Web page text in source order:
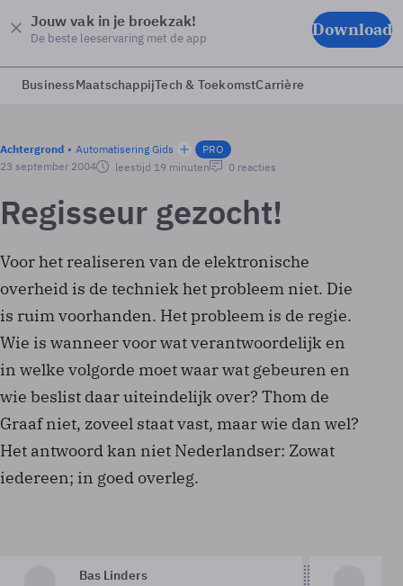
Jouw vak in je broekzak!
De beste leeservaring met de app Download
BusinessMaatschappijTech & ToekomstCarrière
Achtergrond Automatisering Gids
PRO
23 september 2004
leestijd 19 minuten 0 reacties
Regisseur gezocht!
Voor het realiseren van de elektronische
overheid is de techniek het probleem niet. Die
is ruim voorhanden. Het probleem is de regie.
Wie is wanneer voor wat verantwoordelijk en
in welke volgorde moet waar wat gebeuren en
wie beslist daar uiteindelijk over? Thom de
Graaf niet, zoveel staat vast, maar wie dan wel?
Het antwoord kan niet Nederlandser: Zowat
iedereen; in goed overleg.
Bas Linders